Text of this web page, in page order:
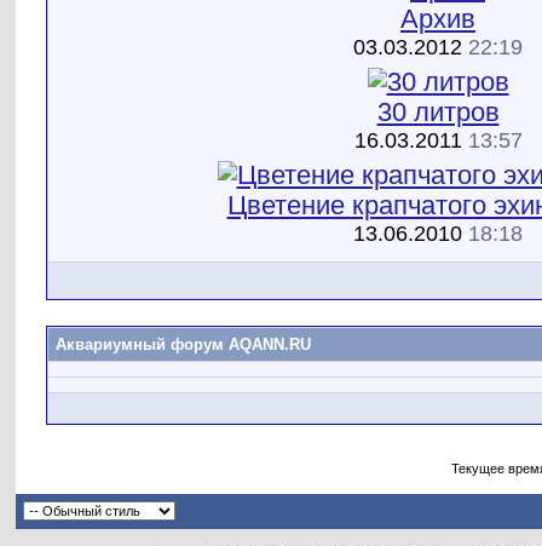
Архив
03.03.2012 22:19
30 литров
16.03.2011 13:57
Цветение крапчатого
13.06.2010 18:18
Аквариумный форум AQANN.RU
Текущее